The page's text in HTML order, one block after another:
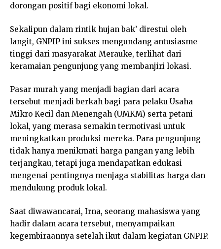
dorongan positif bagi ekonomi lokal.
Sekalipun dalam rintik hujan bak’ direstui oleh
langit, GNPIP ini sukses mengundang antusiasme
tinggi dari masyarakat Merauke, terlihat dari
keramaian pengunjung yang membanjiri lokasi.
Pasar murah yang menjadi bagian dari acara
tersebut menjadi berkah bagi para pelaku Usaha
Mikro Kecil dan Menengah (UMKM) serta petani
lokal, yang merasa semakin termotivasi untuk
meningkatkan produksi mereka. Para pengunjung
tidak hanya menikmati harga pangan yang lebih
terjangkau, tetapi juga mendapatkan edukasi
mengenai pentingnya menjaga stabilitas harga dan
mendukung produk lokal.
Saat diwawancarai, Irna, seorang mahasiswa yang
hadir dalam acara tersebut, menyampaikan
kegembiraannya setelah ikut dalam kegiatan GNPIP.